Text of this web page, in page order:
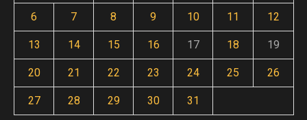
6 7 8 9 10 11 12
13 14 15 16 17 18 19
20 21 22 23 24 25 26
27 28 29 30 31